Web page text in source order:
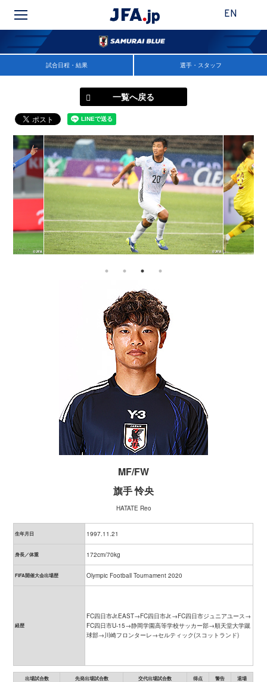
EN
試合日程・結果 選手・スタッフ
一覧へ戻る
MF/FW
旗手 怜央
HATATE Reo
生年月日 1997.11.21
身長／体重 172cm/70kg
FIFA開催大会出場歴 Olympic Football Tournament 2020
経歴
FC四日市Jr.EAST→FC四日市Jr.→FC四日市ジュニアユース→
FC四日市U-15→静岡学園高等学校サッカー部→順天堂大学蹴
球部→川崎フロンターレ→セルティック(スコットランド)
出場試合数 先発出場試合数 交代出場試合数 得点 警告 退場